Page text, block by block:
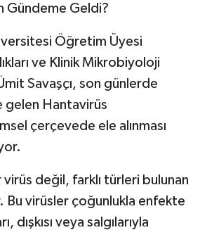
Gündeme Geldi?
Öğretim Üyesi
ve Klinik Mikrobiyoloji
Savaşçı, son günlerde
gelen Hantavirüs
çerçevede ele alınması
değil, farklı türleri bulunan
Bu virüsler çoğunlukla enfekte
dışkısı veya salgılarıyla